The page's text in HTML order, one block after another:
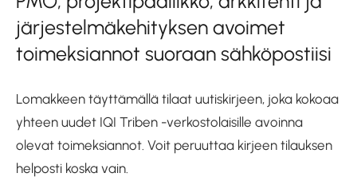
järjestelmäkehityksen avoimet
toimeksiannot suoraan sähköpostiisi
Lomakkeen täyttämällä tilaat uutiskirjeen, joka kokoaa
yhteen uudet IQI Triben -verkostolaisille avoinna
olevat toimeksiannot. Voit peruuttaa kirjeen tilauksen
helposti koska vain.